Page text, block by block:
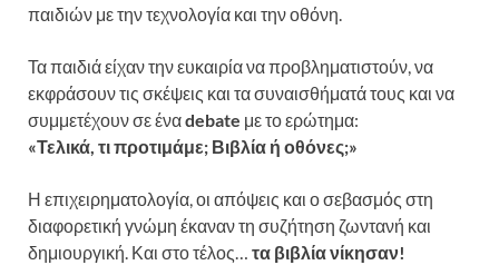
παιδιών με την τεχνολογία και την οθόνη.
Τα παιδιά είχαν την ευκαιρία να προβληματιστούν, να
εκφράσουν τις σκέψεις και τα συναισθήματά τους και να
συμμετέχουν σε έναdebate με το ερώτημα:
«Τελικά, τι προτιμάμε; Βιβλία ή οθόνες;»
Η επιχειρηματολογία, οι απόψεις και ο σεβασμός στη
διαφορετική γνώμη έκαναν τη συζήτηση ζωντανή και
δημιουργική. Και στο τέλος… τα βιβλία νίκησαν!